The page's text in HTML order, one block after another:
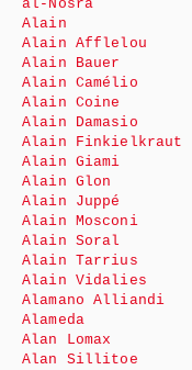
al-Nosra
Alain
Alain Afflelou
Alain Bauer
Alain Camélio
Alain Coine
Alain Damasio
Alain Finkielkraut
Alain Giami
Alain Glon
Alain Juppé
Alain Mosconi
Alain Soral
Alain Tarrius
Alain Vidalies
Alamano Alliandi
Alameda
Alan Lomax
Alan Sillitoe